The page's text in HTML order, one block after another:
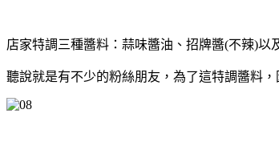
店家特調三種醬料：蒜味醬油、招牌醬(不辣)以
聽說就是有不少的粉絲朋友，為了這特調醬料